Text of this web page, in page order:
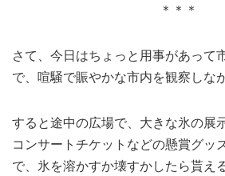
＊＊＊
さて、今日はちょっと用事があって
で、喧騒で賑やかな市内を観察しな
すると途中の広場で、大きな氷の展
コンサートチケットなどの懸賞グッ
で、氷を溶かすか壊すかしたら貰え